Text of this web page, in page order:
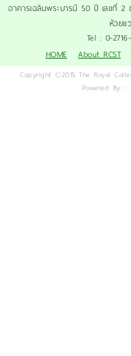
อาคารเฉลิมพระบารมี 50 ปี เลขที่
ห้วยข
Tel : 0-
HOME
About RCST
Copyright ©2015 The Royal
Powered By ::